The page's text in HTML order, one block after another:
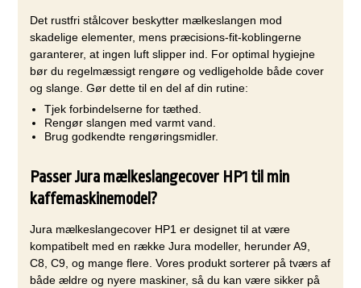
Det rustfri stålcover beskytter mælkeslangen mod
skadelige elementer, mens præcisions-fit-koblingerne
garanterer, at ingen luft slipper ind. For optimal hygiejne
bør du regelmæssigt rengøre og vedligeholde både cover
og slange. Gør dette til en del af din rutine:
Tjek forbindelserne for tæthed.
Rengør slangen med varmt vand.
Brug godkendte rengøringsmidler.
Passer Jura mælkeslangecover HP1 til min
kaffemaskinemodel?
Jura mælkeslangecover HP1 er designet til at være
kompatibelt med en række Jura modeller, herunder A9,
C8, C9, og mange flere. Vores produkt sorterer på tværs af
både ældre og nyere maskiner, så du kan være sikker på